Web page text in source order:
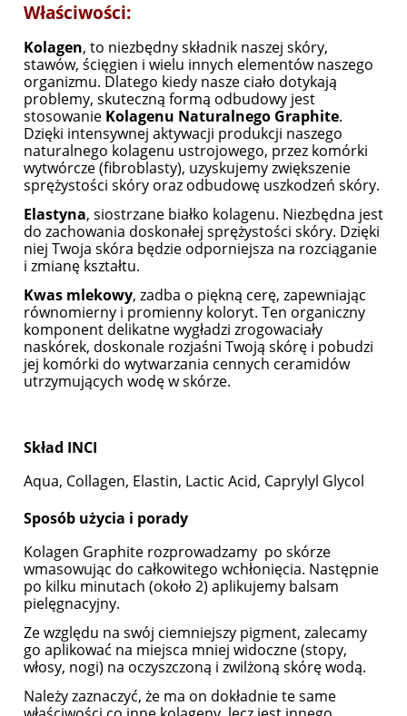
Właściwości:
Kolagen, to niezbędny składnik naszej skóry,
stawów, ścięgien i wielu innych elementów naszego
organizmu. Dlatego kiedy nasze ciało dotykają
problemy, skuteczną formą odbudowy jest
stosowanie Kolagenu Naturalnego Graphite.
Dzięki intensywnej aktywacji produkcji naszego
naturalnego kolagenu ustrojowego, przez komórki
wytwórcze (fibroblasty), uzyskujemy zwiększenie
sprężystości skóry oraz odbudowę uszkodzeń skóry.
Elastyna, siostrzane białko kolagenu. Niezbędna jest
do zachowania doskonałej sprężystości skóry. Dzięki
niej Twoja skóra będzie odporniejsza na rozciąganie
i zmianę kształtu.
Kwas mlekowy, zadba o piękną cerę, zapewniając
równomierny i promienny koloryt. Ten organiczny
komponent delikatne wygładzi zrogowaciały
naskórek, doskonale rozjaśni Twoją skórę i pobudzi
jej komórki do wytwarzania cennych ceramidów
utrzymujących wodę w skórze.
Skład INCI
Aqua, Collagen, Elastin, Lactic Acid, Caprylyl Glycol
Sposób użycia i porady
Kolagen Graphite rozprowadzamy po skórze
wmasowując do całkowitego wchłonięcia. Następnie
po kilku minutach (około 2) aplikujemy balsam
pielęgnacyjny.
Ze względu na swój ciemniejszy pigment, zalecamy
go aplikować na miejsca mniej widoczne (stopy,
włosy, nogi) na oczyszczoną i zwilżoną skórę wodą.
Należy zaznaczyć, że ma on dokładnie te same